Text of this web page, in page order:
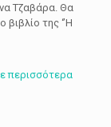
Τζαβάρα. Θα
της ‘’Η
περισσότερα